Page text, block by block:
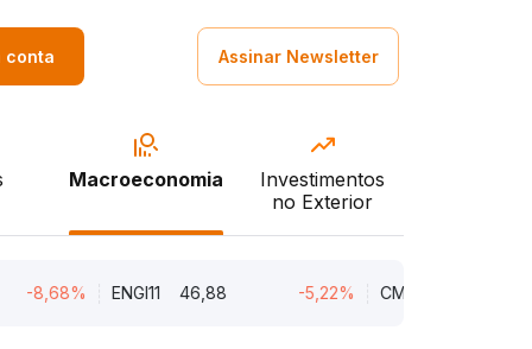
conta Assinar Newsletter
Macroeconomia
Investimentos
no Exterior
ENGI11 46,88 -5,22% CMIN3